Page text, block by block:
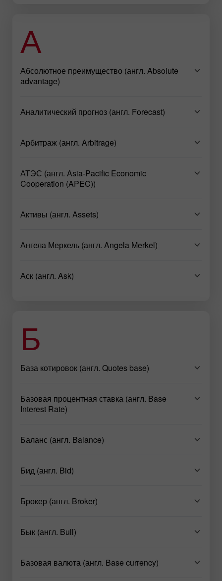
А
Абсолютное преимущество (англ. Absolute
advantage)
Аналитический прогноз (англ. Forecast)
Арбитраж (англ. Arbitrage)
АТЭС (англ. Asia-Pacific Economic
Cooperation (APEC))
Активы (англ. Assets)
Ангела Меркель (англ. Angela Merkel)
Аск (англ. Ask)
Б
База котировок (англ. Quotes base)
Базовая процентная ставка (англ. Base
Interest Rate)
Баланс (англ. Balance)
Бид (англ. Bid)
Брокер (англ. Broker)
Бык (англ. Bull)
Базовая валюта (англ. Base currency)